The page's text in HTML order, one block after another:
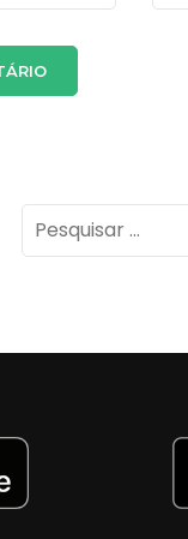
Pesquisar
por: